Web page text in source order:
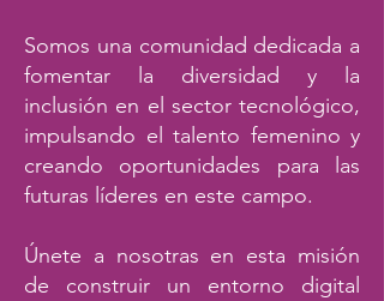
Somos una comunidad dedicada a
fomentar la diversidad y la
inclusión en el sector tecnológico,
impulsando el talento femenino y
creando oportunidades para las
futuras líderes en este campo.
Únete a nosotras en esta misión
de construir un entorno digital